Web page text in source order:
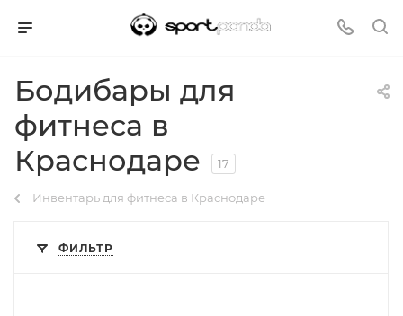
Бодибары для
фитнеса в
Краснодаре
17
Инвентарь для фитнеса в Краснодаре
ФИЛЬТР